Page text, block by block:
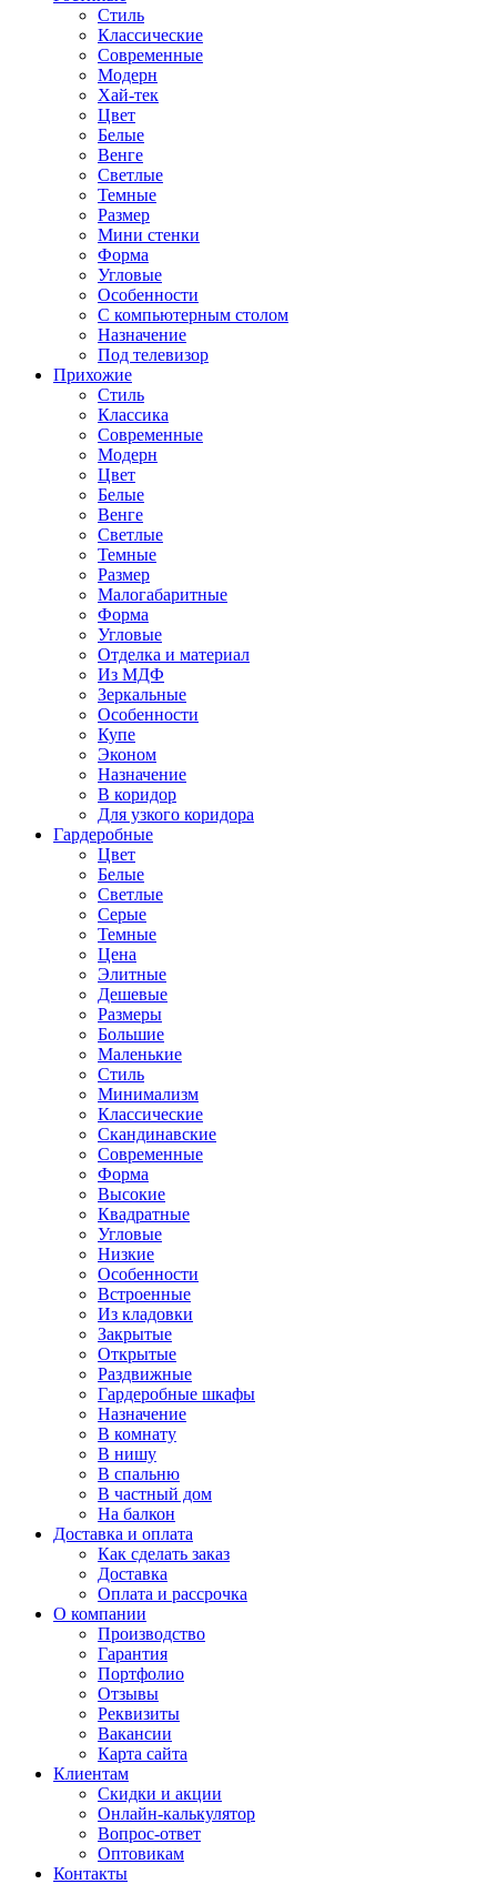
Стиль
Классические
Современные
Модерн
Хай-тек
Цвет
Белые
Венге
Светлые
Темные
Размер
Мини стенки
Форма
Угловые
Особенности
С компьютерным столом
Назначение
Под телевизор
Прихожие
Стиль
Классика
Современные
Модерн
Цвет
Белые
Венге
Светлые
Темные
Размер
Малогабаритные
Форма
Угловые
Отделка и материал
Из МДФ
Зеркальные
Особенности
Купе
Эконом
Назначение
В коридор
Для узкого коридора
Гардеробные
Цвет
Белые
Светлые
Серые
Темные
Цена
Элитные
Дешевые
Размеры
Большие
Маленькие
Стиль
Минимализм
Классические
Скандинавские
Современные
Форма
Высокие
Квадратные
Угловые
Низкие
Особенности
Встроенные
Из кладовки
Закрытые
Открытые
Раздвижные
Гардеробные шкафы
Назначение
В комнату
В нишу
В спальню
В частный дом
На балкон
Доставка и оплата
Как сделать заказ
Доставка
Оплата и рассрочка
О компании
Производство
Гарантия
Портфолио
Отзывы
Реквизиты
Вакансии
Карта сайта
Клиентам
Скидки и акции
Онлайн-калькулятор
Вопрос-ответ
Оптовикам
Контакты